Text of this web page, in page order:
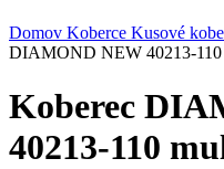
Domov Koberce Kusové
DIAMOND NEW 40213-110
Koberec
40213-110